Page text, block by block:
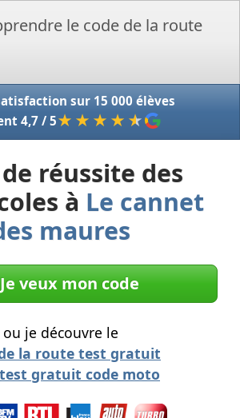
sur 15 000 élèves
4,7 / 5★★★★ ★
réussite des
à Le cannet
maures
veux mon code
ou je découvre le
la route test gratuit
test gratuit code moto